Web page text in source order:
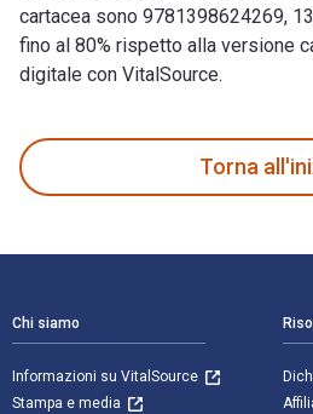
cartacea sono 9781398624269,
fino al 80% rispetto alla versione
digitale con VitalSource.
Torna
Chi siamo
Informazioni su VitalSource
Stampa e media